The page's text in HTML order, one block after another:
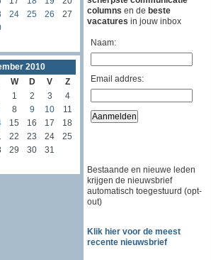
24 25 26
27
2010
W D V
Z
1
2 3
4
8 9 10
11
15 16 17
18
22 23 24
25
29 30 31
columns en de beste
vacatures in jouw inbox
Naam:
Email addres:
Bestaande en nieuwe leden
krijgen de nieuwsbrief
automatisch toegestuurd (opt-
out)
Klik hier voor de meest
recente nieuwsbrief